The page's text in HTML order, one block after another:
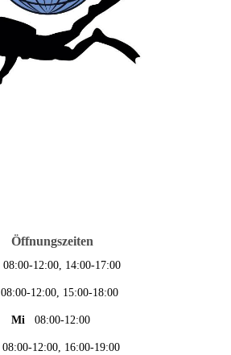
Öffnungszeiten
08:00-12:00, 14:00-17:00
08:00-12:00, 15:00-18:00
Mi 08:00-12:00
08:00-12:00, 16:00-19:00